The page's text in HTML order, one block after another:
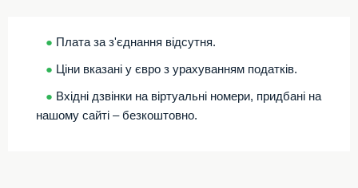
● Плата за з'єднання відсутня.
● Ціни вказані у євро з урахуванням податків.
● Вхідні дзвінки на віртуальні номери, придбані на
нашому сайті – безкоштовно.